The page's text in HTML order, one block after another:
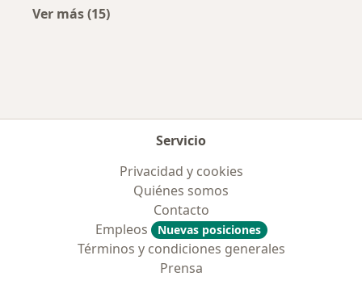
Ver más (15)
Servicio
Privacidad y cookies
Quiénes somos
Contacto
Empleos
Nuevas posiciones
Términos y condiciones generales
Prensa